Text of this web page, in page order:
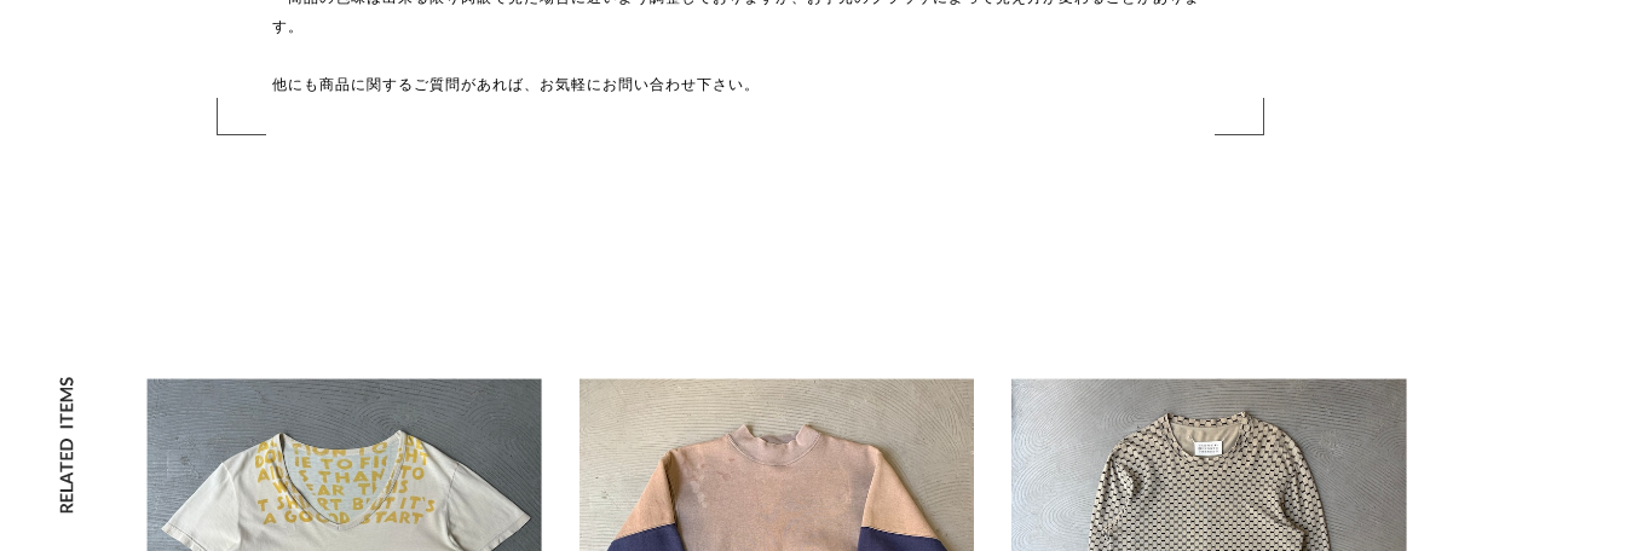
す。
他にも商品に関するご質問があれば、お気軽にお問い合わせ下さい。